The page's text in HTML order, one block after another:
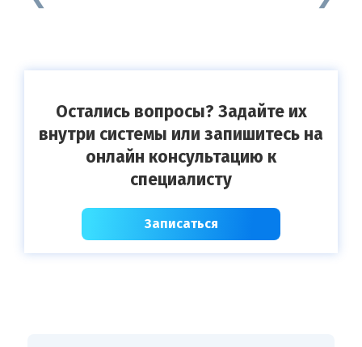
Остались вопросы? Задайте их
внутри системы или запишитесь на
онлайн консультацию к
специалисту
Записаться